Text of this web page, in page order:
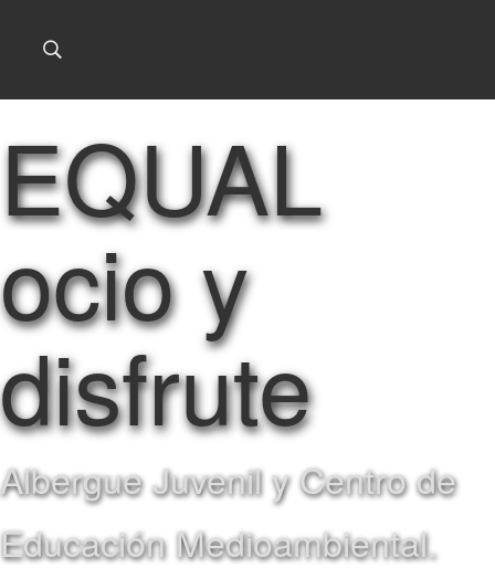
EQUAL
ocio y
disfrute
Albergue Juvenil y Centro de
Educación Medioambiental.